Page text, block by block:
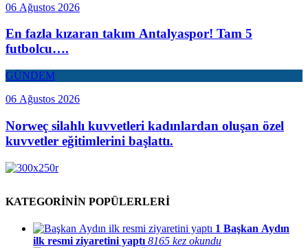
06 Ağustos 2026
En fazla kızaran takım Antalyaspor! Tam 5
futbolcu….
GÜNDEM
06 Ağustos 2026
Norweç silahlı kuvvetleri kadınlardan oluşan özel
kuvvetler eğitimlerini başlattı.
KATEGORİNİN POPÜLERLERİ
1 Başkan Aydın
ilk resmi ziyaretini yaptı 8165 kez okundu